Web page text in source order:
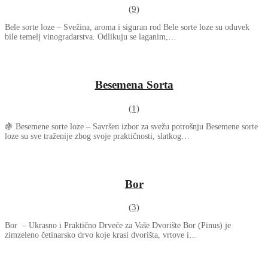
(9)
Bele sorte loze – Svežina, aroma i siguran rod Bele sorte loze su oduvek
bile temelj vinogradarstva. Odlikuju se laganim,…
Besemena Sorta
(1)
🍇 Besemene sorte loze – Savršen izbor za svežu potrošnju Besemene sorte
loze su sve traženije zbog svoje praktičnosti, slatkog…
Bor
(3)
Bor – Ukrasno i Praktično Drveće za Vaše Dvorište Bor (Pinus) je
zimzeleno četinarsko drvo koje krasi dvorišta, vrtove i…